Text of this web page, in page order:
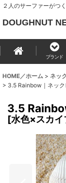
２人のサーファーがつ
DOUGHNUT
ブランド
HOME／ホーム > ネッ
> 3.5 Rainbow｜ネック
3.5
[水色×スカイ